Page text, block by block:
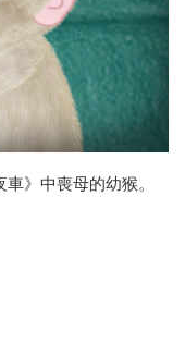
》中喪母的幼猴。